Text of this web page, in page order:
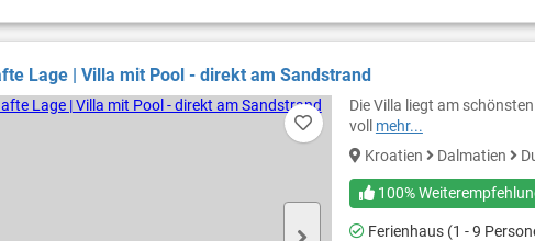
Lage | Villa mit Pool - direkt am Sandstrand
Die Villa liegt am
voll mehr...
Kroatien
Dalmatien
100%
Ferienhaus (1 - 9